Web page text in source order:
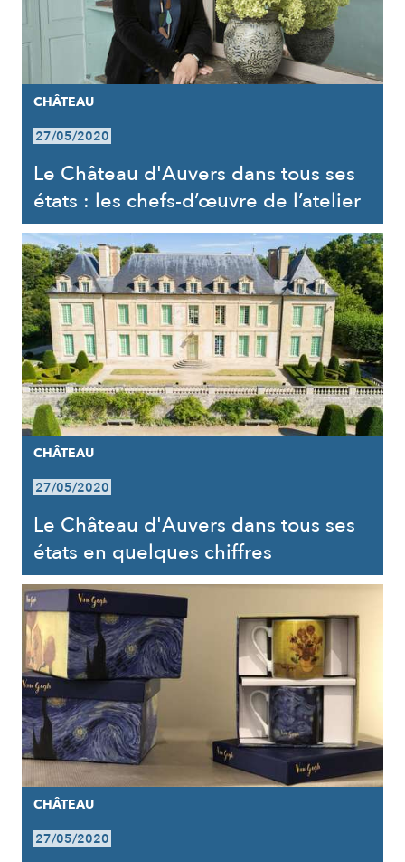
CHÂTEAU
27/05/2020
Le Château d'Auvers dans tous ses
états : les chefs-d’œuvre de l’atelier
CHÂTEAU
27/05/2020
Le Château d'Auvers dans tous ses
états en quelques chiffres
CHÂTEAU
27/05/2020